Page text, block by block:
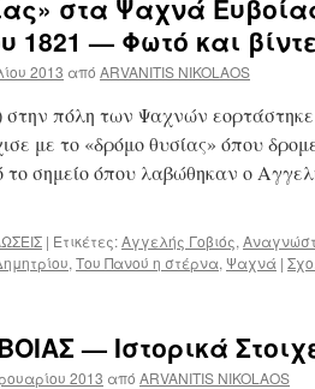
στα Ψαχνά
1821 — Φωτό και
2013 από ARVANITIS NIKOLAOS
στην πόλη των Ψαχνών
με το «δρόμο θυσίας» όπου
το σημείο όπου λαβώθηκαν ο
| Ετικέτες:Αγγελής Γοβιός,
, Του Πανού η στέρνα, Ψαχνά |
— Ιστορικά
2013 από ARVANITIS NIKOLAOS